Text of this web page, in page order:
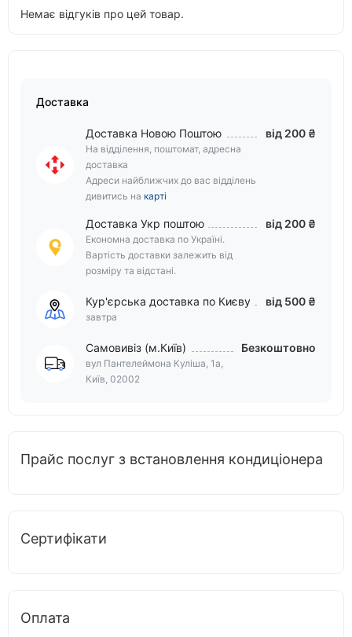
Немає відгуків про цей товар.
Доставка
Доставка Новою Поштою
На відділення, поштомат, адресна
доставка
Адреси найближчих до вас відділень
дивитись на карті
від 200 ₴
Доставка Укр поштою
Економна доставка по Україні.
Вартість доставки залежить від
розміру та відстані.
від 200 ₴
Кур'єрська доставка по Києву
завтра
від 500 ₴
Самовивіз (м.Київ)
вул Пантелеймона Куліша, 1а,
Київ, 02002
Безкоштовно
Прайс послуг з встановлення кондиціонера
Сертифікати
Оплата